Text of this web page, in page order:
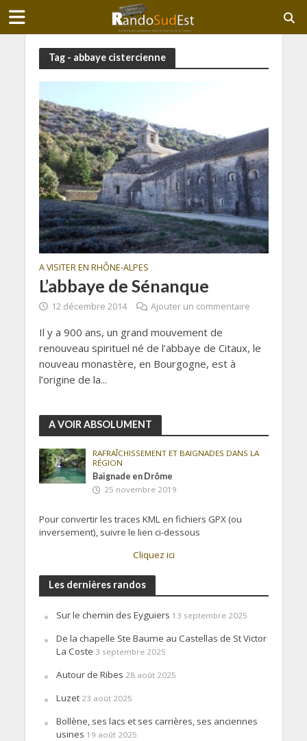
Tag - abbaye cistercienne
A VISITER EN RHÔNE-ALPES
L’abbaye de Sénanque
12 décembre 2014 Ajouter un commentaire
Il y a 900 ans, un grand mouvement de
renouveau spirituel né de l’abbaye de Citaux, le
nouveau monastère, en Bourgogne, est à
l’origine de la...
A VOIR ABSOLUMENT
RAFRAÎCHISSEMENT ET BAIGNADES DANS LA
RÉGION
Baignade en Drôme
25 novembre 2019
Pour convertir les traces KML en fichiers GPX (ou
inversement), suivre le lien ci-dessous
Cliquez ici
Les dernières randos
Sur le chemin des Eyguiers 13 septembre 2025
De la chapelle Ste Baume au Castellas de St Victor
La Coste 3 septembre 2025
Autour de Ribes 28 août 2025
Luzet 23 août 2025
Bollène, ses lacs et ses carrières, ses anciennes
usines 19 août 2025